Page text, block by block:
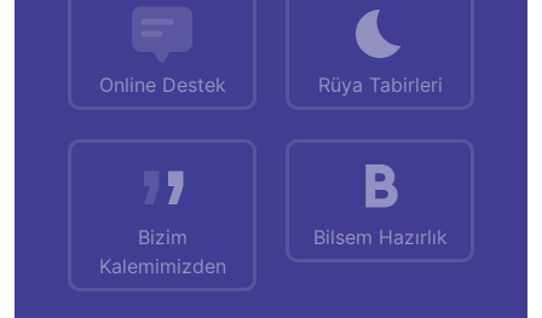
Online Destek Rüya Tabirleri
Bizim
Kalemimizden
Bilsem Hazırlık